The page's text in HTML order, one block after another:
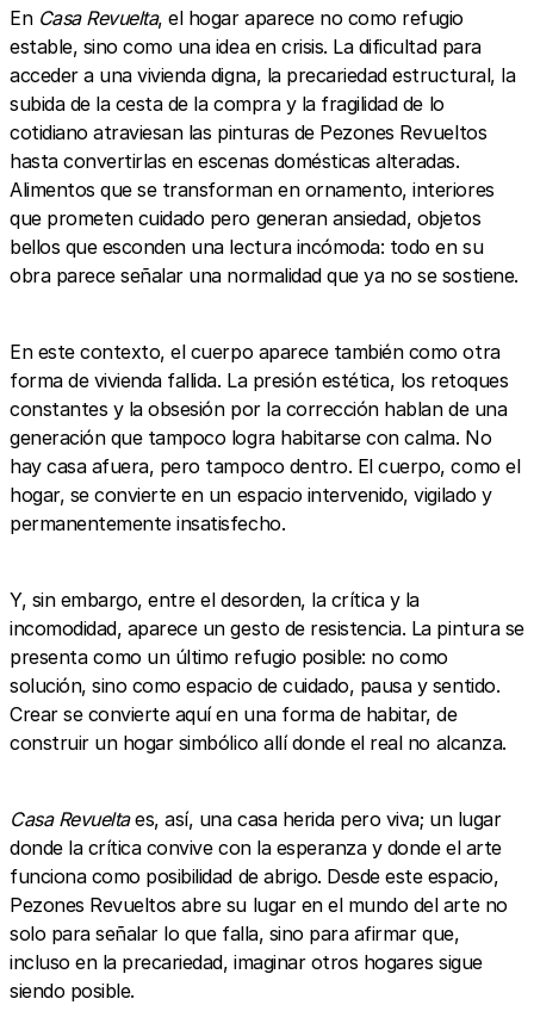
En Casa Revuelta, el hogar aparece no como refugio
estable, sino como una idea en crisis. La dificultad para
acceder a una vivienda digna, la precariedad estructural, la
subida de la cesta de la compra y la fragilidad de lo
cotidiano atraviesan las pinturas de Pezones Revueltos
hasta convertirlas en escenas domésticas alteradas.
Alimentos que se transforman en ornamento, interiores
que prometen cuidado pero generan ansiedad, objetos
bellos que esconden una lectura incómoda: todo en su
obra parece señalar una normalidad que ya no se sostiene.
En este contexto, el cuerpo aparece también como otra
forma de vivienda fallida. La presión estética, los retoques
constantes y la obsesión por la corrección hablan de una
generación que tampoco logra habitarse con calma. No
hay casa afuera, pero tampoco dentro. El cuerpo, como el
hogar, se convierte en un espacio intervenido, vigilado y
permanentemente insatisfecho.
Y, sin embargo, entre el desorden, la crítica y la
incomodidad, aparece un gesto de resistencia. La pintura se
presenta como un último refugio posible: no como
solución, sino como espacio de cuidado, pausa y sentido.
Crear se convierte aquí en una forma de habitar, de
construir un hogar simbólico allí donde el real no alcanza.
Casa Revueltaes, así, una casa herida pero viva; un lugar
donde la crítica convive con la esperanza y donde el arte
funciona como posibilidad de abrigo. Desde este espacio,
Pezones Revueltos abre su lugar en el mundo del arte no
solo para señalar lo que falla, sino para afirmar que,
incluso en la precariedad, imaginar otros hogares sigue
siendo posible.